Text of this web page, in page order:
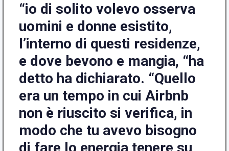
“io di solito volevo osserva
uomini e donne esistito,
l’interno di questi residenze,
e dove bevono e mangia, “ha
detto ha dichiarato. “Quello
era un tempo in cui Airbnb
non è riuscito si verifica, in
modo che tu avevo bisogno